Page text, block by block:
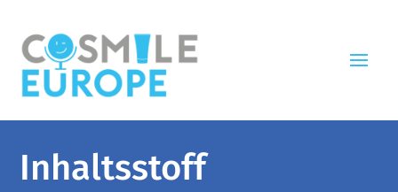
Inhaltsstoff